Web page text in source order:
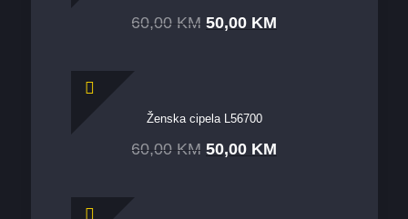
60,00 KM 50,00 KM
Ženska cipela L56700
60,00 KM 50,00 KM